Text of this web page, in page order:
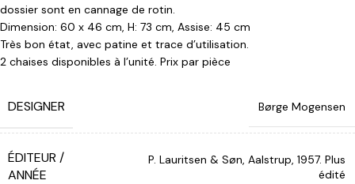
dossier sont en cannage de rotin.
Dimension: 60 x 46 cm, H: 73 cm, Assise: 45 cm
Très bon état, avec patine et trace d’utilisation.
2 chaises disponibles à l’unité. Prix par pièce
DESIGNER Børge Mogensen
ÉDITEUR /
ANNÉE
P. Lauritsen & Søn, Aalstrup, 1957. Plus
édité